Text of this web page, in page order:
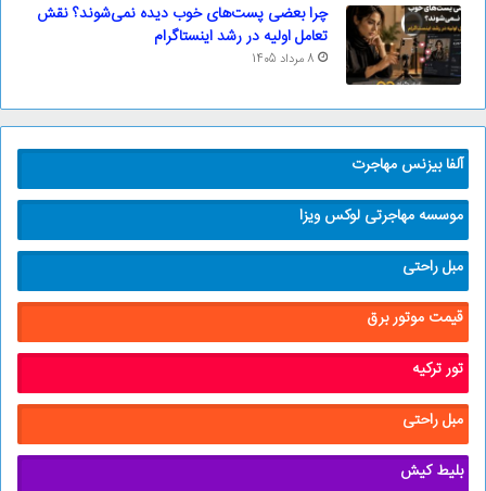
چرا بعضی پست‌های خوب دیده نمی‌شوند؟ نقش
تعامل اولیه در رشد اینستاگرام
8 مرداد 1405
آلفا بیزنس مهاجرت
موسسه مهاجرتی لوکس ویزا
مبل راحتی
قیمت موتور برق
تور ترکیه
مبل راحتی
بلیط کیش